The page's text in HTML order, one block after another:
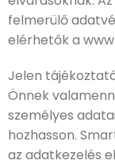
felmerülő
elérhetők a
Jelen
Önnek
személyes
hozhasson.
az adatkezelés